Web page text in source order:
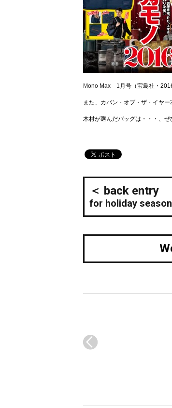
Mono Max 1月号 （宝島社・
また、カバン・オブ・ザ・イヤ
木村が選んだバッグは・・・、ぜ
for holiday